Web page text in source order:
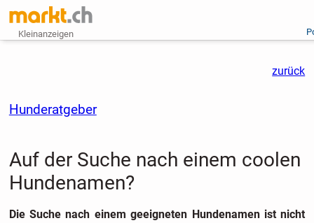
Kleinanzeigen
zurück
Hunderatgeber
Auf der Suche nach einem coolen
Hundenamen?
Die Suche nach einem geeigneten Hundenamen ist nicht